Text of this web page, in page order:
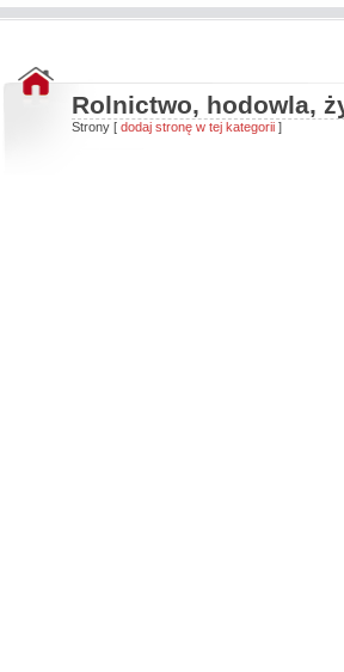
Rolnictwo, hodowla,
Strony [ dodaj stronę w tej kategorii ]